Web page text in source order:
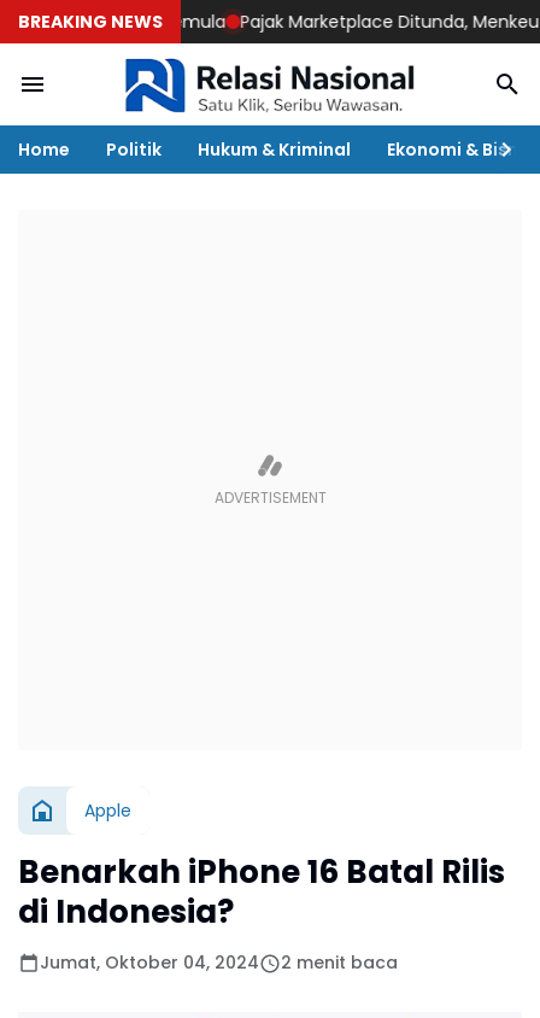
BREAKING NEWS
untuk Pemula Pajak Marketplace Ditunda, Menkeu
Home Politik Hukum & Kriminal Ekonomi & Bisnis
Apple
Benarkah iPhone 16 Batal Rilis
di Indonesia?
Jumat, Oktober 04, 2024 2 menit baca